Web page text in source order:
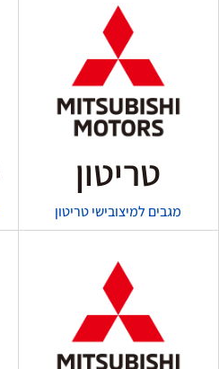
טריטון
מגבים למיצובישי טריטון